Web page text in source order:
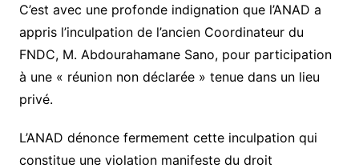
C’est avec une profonde indignation que l’ANAD a
appris l’inculpation de l’ancien Coordinateur du
FNDC, M. Abdourahamane Sano, pour participation
à une « réunion non déclarée » tenue dans un lieu
privé.
L’ANAD dénonce fermement cette inculpation qui
constitue une violation manifeste du droit